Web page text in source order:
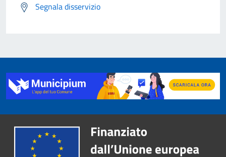
Segnala disservizio